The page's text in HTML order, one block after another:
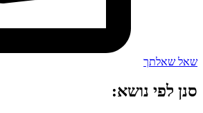
שאל שאלתך
סנן לפי נושא: